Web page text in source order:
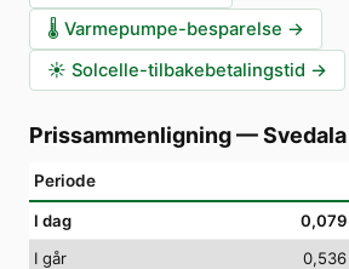
🌡️ Varmepumpe-besparelse →
☀️ Solcelle-tilbakebetalingstid →
Prissammenligning—Svedala
Periode
I dag
I går